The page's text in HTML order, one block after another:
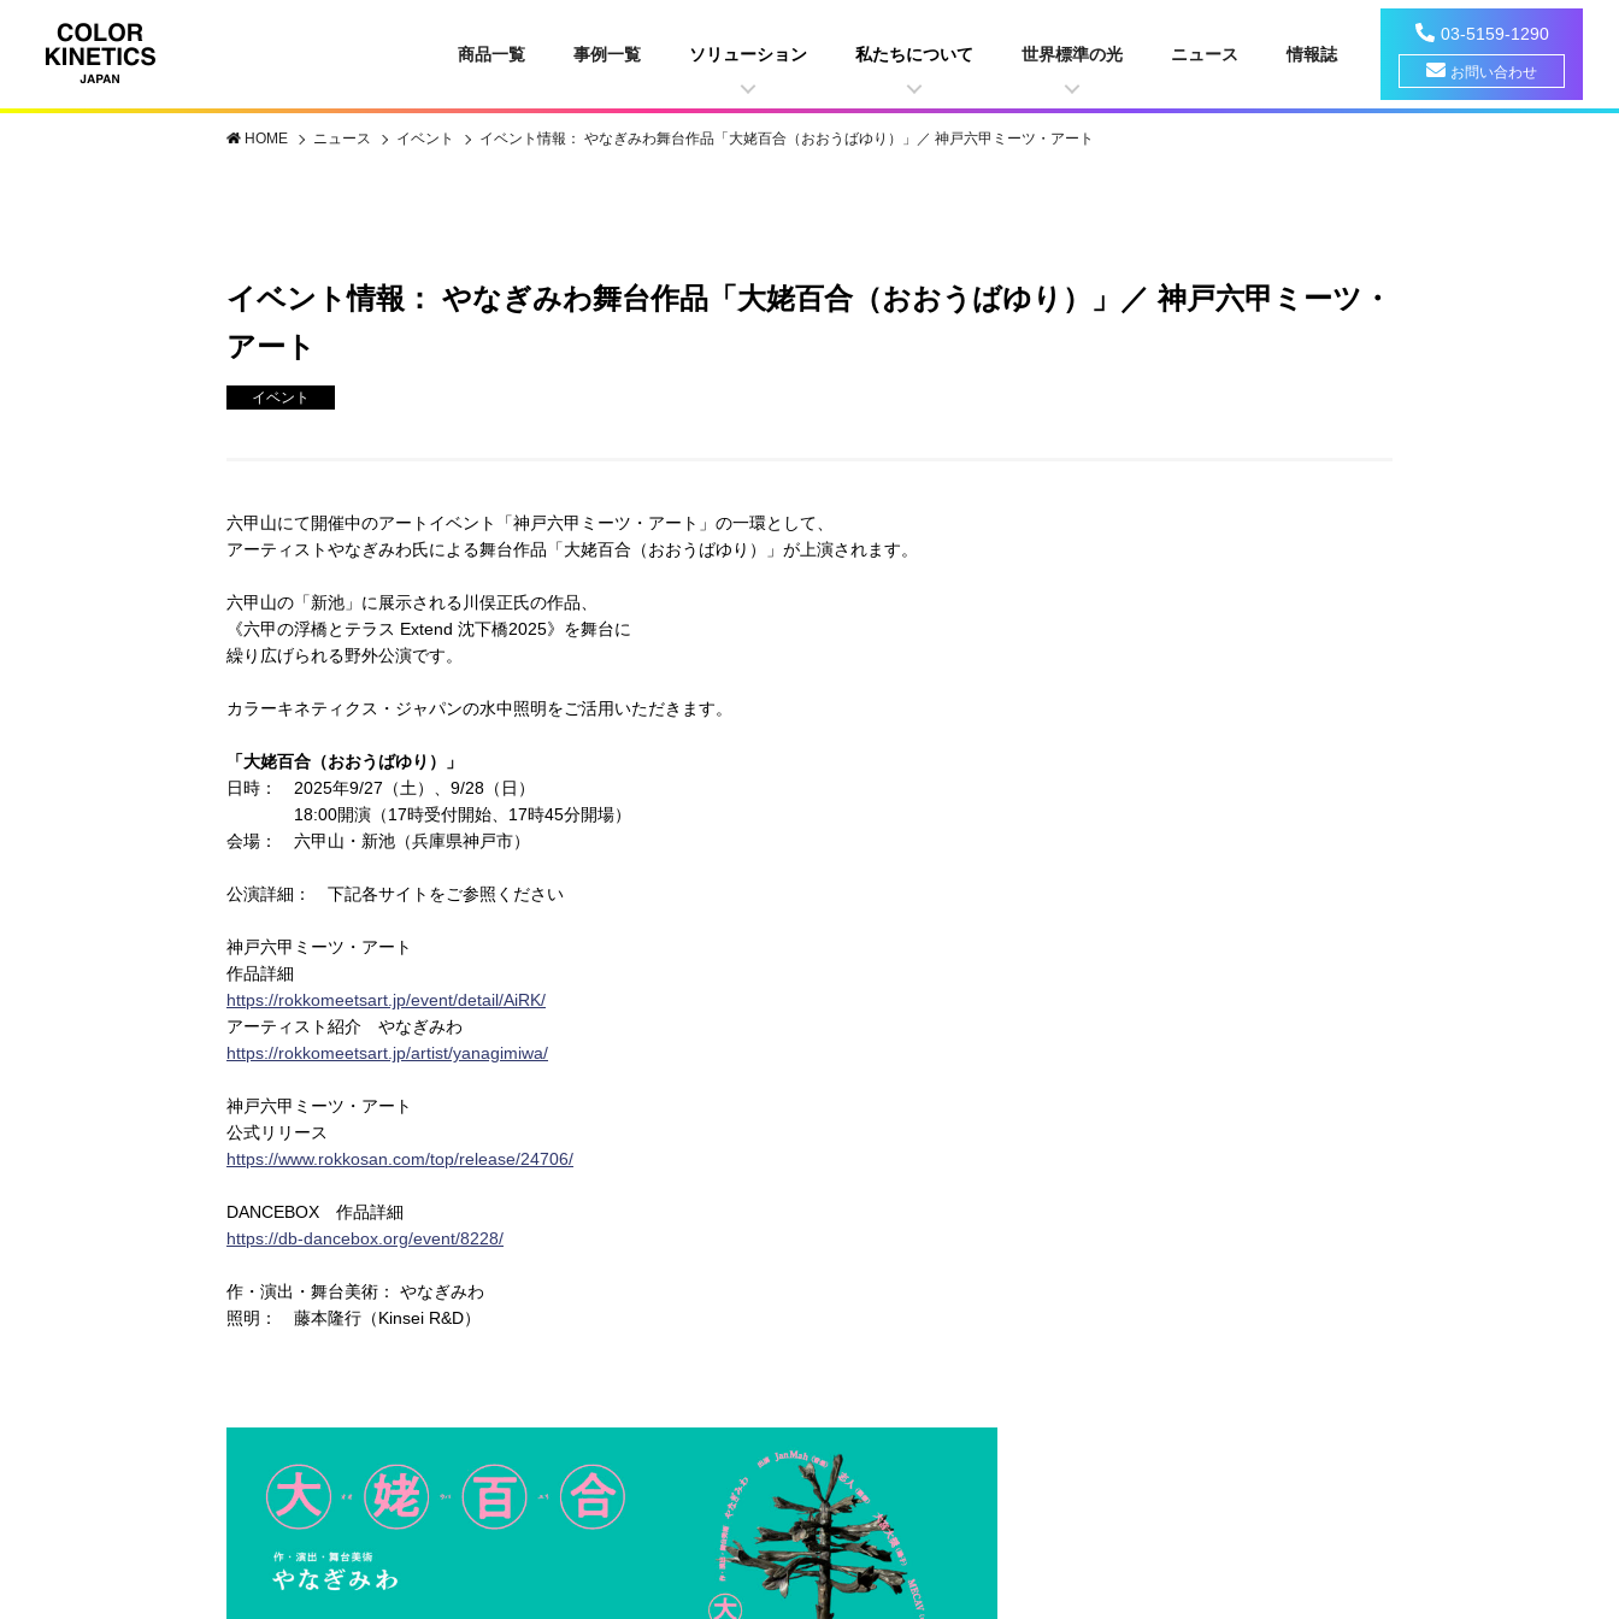
商品一覧 事例一覧 ソリューション 私たちについて 世界標準の光 ニュース 情報誌
03-5159-1290
お問い合わせ
HOME ニュース イベント イベント情報： やなぎみわ舞台作品「大姥百合（おおうばゆり）」／ 神戸六甲ミーツ・アート
イベント情報： やなぎみわ舞台作品「大姥百合（おおうばゆり）」／ 神戸六甲ミーツ・
アート
イベント
六甲山にて開催中のアートイベント「神戸六甲ミーツ・アート」の一環として、
アーティストやなぎみわ氏による舞台作品「大姥百合（おおうばゆり）」が上演されます。
六甲山の「新池」に展示される川俣正氏の作品、
《六甲の浮橋とテラス Extend 沈下橋2025》を舞台に
繰り広げられる野外公演です。
カラーキネティクス・ジャパンの水中照明をご活用いただきます。
「大姥百合（おおうばゆり）」
日時： 2025年9/27（土）、9/28（日）
18:00開演（17時受付開始、17時45分開場）
会場： 六甲山・新池（兵庫県神戸市）
公演詳細： 下記各サイトをご参照ください
神戸六甲ミーツ・アート
作品詳細
https://rokkomeetsart.jp/event/detail/AiRK/
アーティスト紹介 やなぎみわ
https://rokkomeetsart.jp/artist/yanagimiwa/
神戸六甲ミーツ・アート
公式リリース
https://www.rokkosan.com/top/release/24706/
DANCEBOX 作品詳細
https://db-dancebox.org/event/8228/
作・演出・舞台美術： やなぎみわ
照明： 藤本隆行（Kinsei R&D）